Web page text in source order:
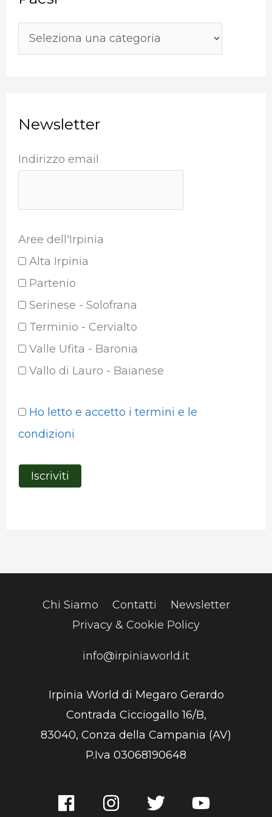
:
Newsletter
Indirizzo email
Aree dell'Irpinia
Alta Irpinia
Partenio
Serinese - Solofrana
Terminio - Cervialto
Valle Ufita - Baronia
Vallo di Lauro - Baianese
Ho letto e accetto i termini e le
condizioni
Chi Siamo Contatti
Newsletter
Privacy & Cookie Policy
info@irpiniaworld.it
Irpinia World di Megaro Gerardo
Contrada Cicciogallo 16/B,
83040, Conza della Campania (AV)
P.Iva 03068190648